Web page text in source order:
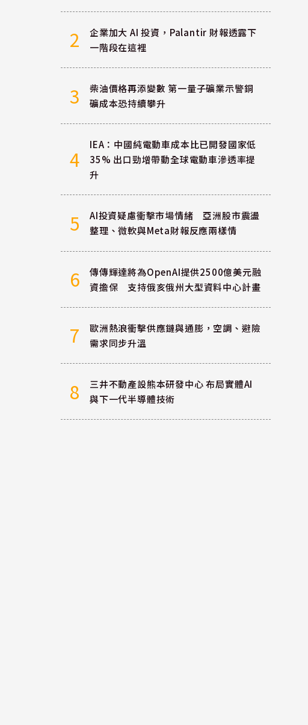
2
企業加大 AI 投資，Palantir 財報透露下
一階段在這裡
3
柴油價格再添變數 第一量子礦業示警銅
礦成本恐持續攀升
4
IEA：中國純電動車成本比已開發國家低
35% 出口勁增帶動全球電動車滲透率提
升
5
AI投資疑慮衝擊市場情緒 亞洲股市震盪
整理、微軟與Meta財報反應兩樣情
6
傳傳輝達將為OpenAI提供2500億美元融
資擔保 支持俄亥俄州大型資料中心計畫
7
歐洲熱浪衝擊供應鏈與通膨，空調、避險
需求同步升溫
8
三井不動產設熊本研發中心 布局實體AI
與下一代半導體技術